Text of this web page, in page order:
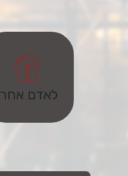
לאדם אחר